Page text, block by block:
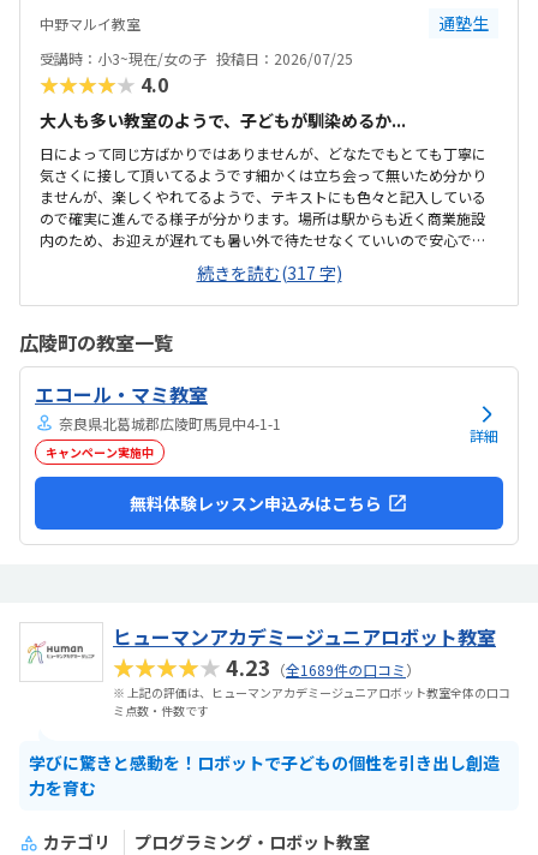
中野マルイ教室 通塾生
受講時：小3~現在/女の子 投稿日：2026/07/25
★★★★★ 4.0
大人も多い教室のようで、子どもが馴染めるか...
日によって同じ方ばかりではありませんが、どなたでもとても丁寧に
気さくに接して頂いてるようです細かくは立ち会って無いため分かり
ませんが、楽しくやれてるようで、テキストにも色々と記入している
ので確実に進んでる様子が分かります。場所は駅からも近く商業施設
内のため、お迎えが遅れても暑い外で待たせなくていいので安心で
す。大人の方も多く通われてる教室ですが、教室内は清潔感があり、
雰囲気もよい教室で安心して通わされます。他の教室の金額をあまり
把握してませんが、個人的には小学生の習い事として通わせるのには
れたよです。親切に接して下さっているのが伝わります特にありませ
ん特にありません
続きを読む(317 字)
広陵町の教室一覧
エコール・マミ教室
奈良県北葛城郡広陵町馬見中4-1-1
キャンペーン実施中
詳細
無料体験レッスン申込みはこちら
ヒューマンアカデミージュニアロボット教室
★★★★★4.23 （全1689件の口コミ）
※ 上記の評価は、ヒューマンアカデミージュニアロボット教室全体の口コ
ミ点数・件数です
学びに驚きと感動を！ロボットで子どもの個性を引き出し創造
力を育む
カテゴリ
プログラミング・ロボット教室